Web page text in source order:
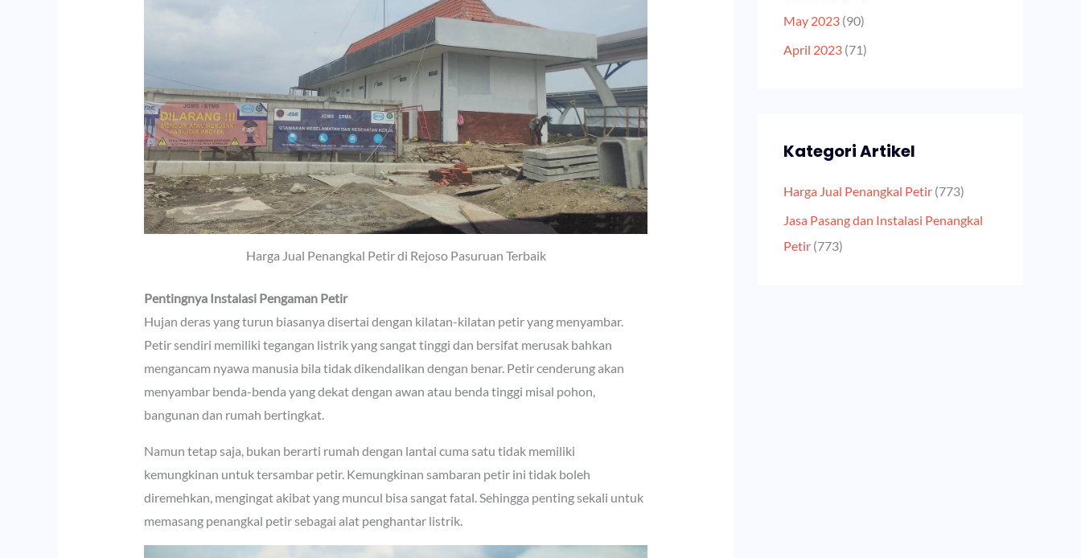
Harga Jual Penangkal Petir di Rejoso Pasuruan Terbaik
Pentingnya Instalasi Pengaman Petir
Hujan deras yang turun biasanya disertai dengan kilatan-kilatan petir yang menyambar.
Petir sendiri memiliki tegangan listrik yang sangat tinggi dan bersifat merusak bahkan
mengancam nyawa manusia bila tidak dikendalikan dengan benar. Petir cenderung akan
menyambar benda-benda yang dekat dengan awan atau benda tinggi misal pohon,
bangunan dan rumah bertingkat.
Namun tetap saja, bukan berarti rumah dengan lantai cuma satu tidak memiliki
kemungkinan untuk tersambar petir. Kemungkinan sambaran petir ini tidak boleh
diremehkan, mengingat akibat yang muncul bisa sangat fatal. Sehingga penting sekali untuk
memasang penangkal petir sebagai alat penghantar listrik.
May 2023 (90)
April 2023 (71)
Kategori Artikel
Harga Jual Penangkal Petir (773)
Jasa Pasang dan Instalasi Penangkal
Petir (773)